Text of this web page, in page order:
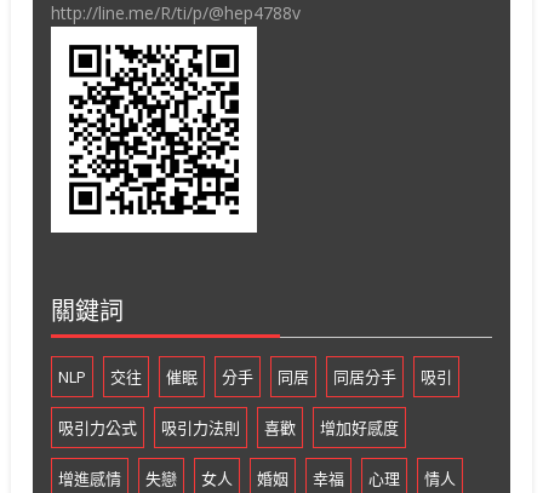
http://line.me/R/ti/p/@hep4788v
關鍵詞
NLP 交往 催眠 分手 同居 同居分手 吸引
吸引力公式 吸引力法則 喜歡 增加好感度
增進感情 失戀 女人 婚姻 幸福 心理 情人